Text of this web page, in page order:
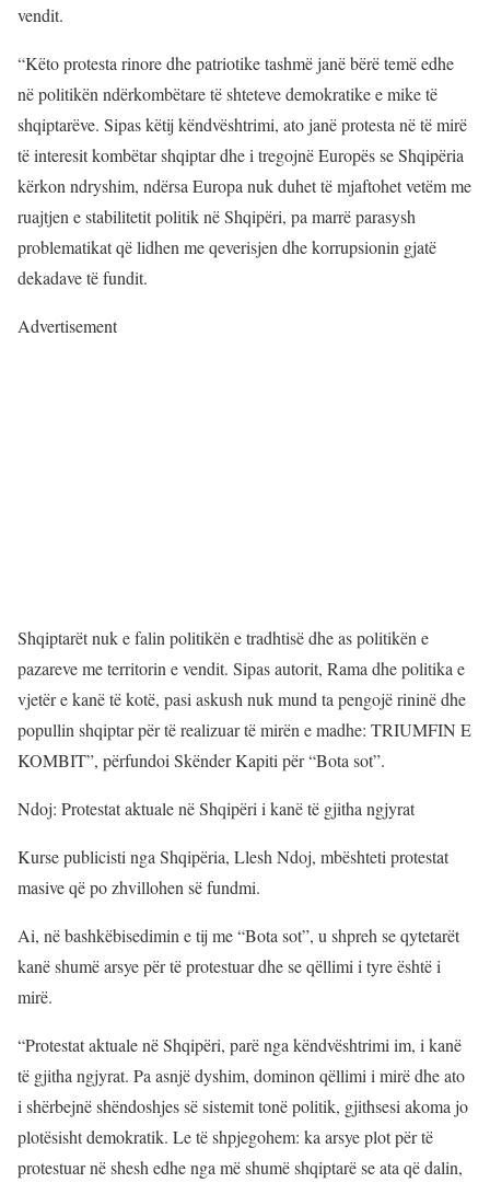
vendit.
“Këto protesta rinore dhe patriotike tashmë janë bërë temë edhe
në politikën ndërkombëtare të shteteve demokratike e mike të
shqiptarëve. Sipas këtij këndvështrimi, ato janë protesta në të mirë
të interesit kombëtar shqiptar dhe i tregojnë Europës se Shqipëria
kërkon ndryshim, ndërsa Europa nuk duhet të mjaftohet vetëm me
ruajtjen e stabilitetit politik në Shqipëri, pa marrë parasysh
problematikat që lidhen me qeverisjen dhe korrupsionin gjatë
dekadave të fundit.
Advertisement
Shqiptarët nuk e falin politikën e tradhtisë dhe as politikën e
pazareve me territorin e vendit. Sipas autorit, Rama dhe politika e
vjetër e kanë të kotë, pasi askush nuk mund ta pengojë rininë dhe
popullin shqiptar për të realizuar të mirën e madhe: TRIUMFIN E
KOMBIT”, përfundoi Skënder Kapiti për “Bota sot”.
Ndoj: Protestat aktuale në Shqipëri i kanë të gjitha ngjyrat
Kurse publicisti nga Shqipëria, Llesh Ndoj, mbështeti protestat
masive që po zhvillohen së fundmi.
Ai, në bashkëbisedimin e tij me “Bota sot”, u shpreh se qytetarët
kanë shumë arsye për të protestuar dhe se qëllimi i tyre është i
mirë.
“Protestat aktuale në Shqipëri, parë nga këndvështrimi im, i kanë
të gjitha ngjyrat. Pa asnjë dyshim, dominon qëllimi i mirë dhe ato
i shërbejnë shëndoshjes së sistemit tonë politik, gjithsesi akoma jo
plotësisht demokratik. Le të shpjegohem: ka arsye plot për të
protestuar në shesh edhe nga më shumë shqiptarë se ata që dalin,